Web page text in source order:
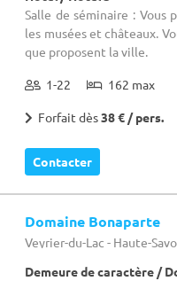
Salle de séminaire : Vous
les musées et châteaux.
que proposent la ville.
1-22 162 max
Forfait dès38 € / pers.
Contacter
Domaine Bonaparte
Veyrier-du-Lac - Haute-
Demeure de caractère /